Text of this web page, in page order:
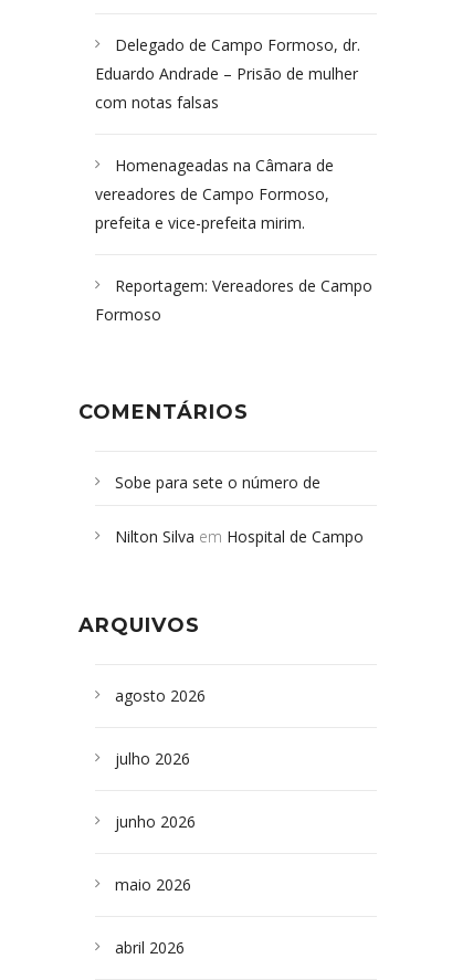
Delegado de Campo Formoso, dr.
Eduardo Andrade – Prisão de mulher
com notas falsas
Homenageadas na Câmara de
vereadores de Campo Formoso,
prefeita e vice-prefeita mirim.
Reportagem: Vereadores de Campo
Formoso
COMENTÁRIOS
Sobe para sete o número de
desabamento em São Paulo - Revista
sepultados em SP
Nilton Silva em Hospital de Campo
ARQUIVOS
agosto 2026
julho 2026
junho 2026
maio 2026
abril 2026